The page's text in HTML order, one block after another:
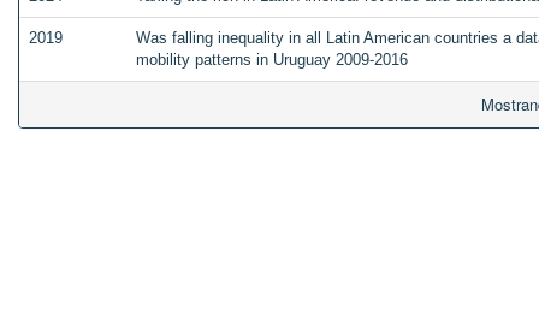
2019
Was falling inequality in all Latin American countries a
mobility patterns in Uruguay 2009-2016